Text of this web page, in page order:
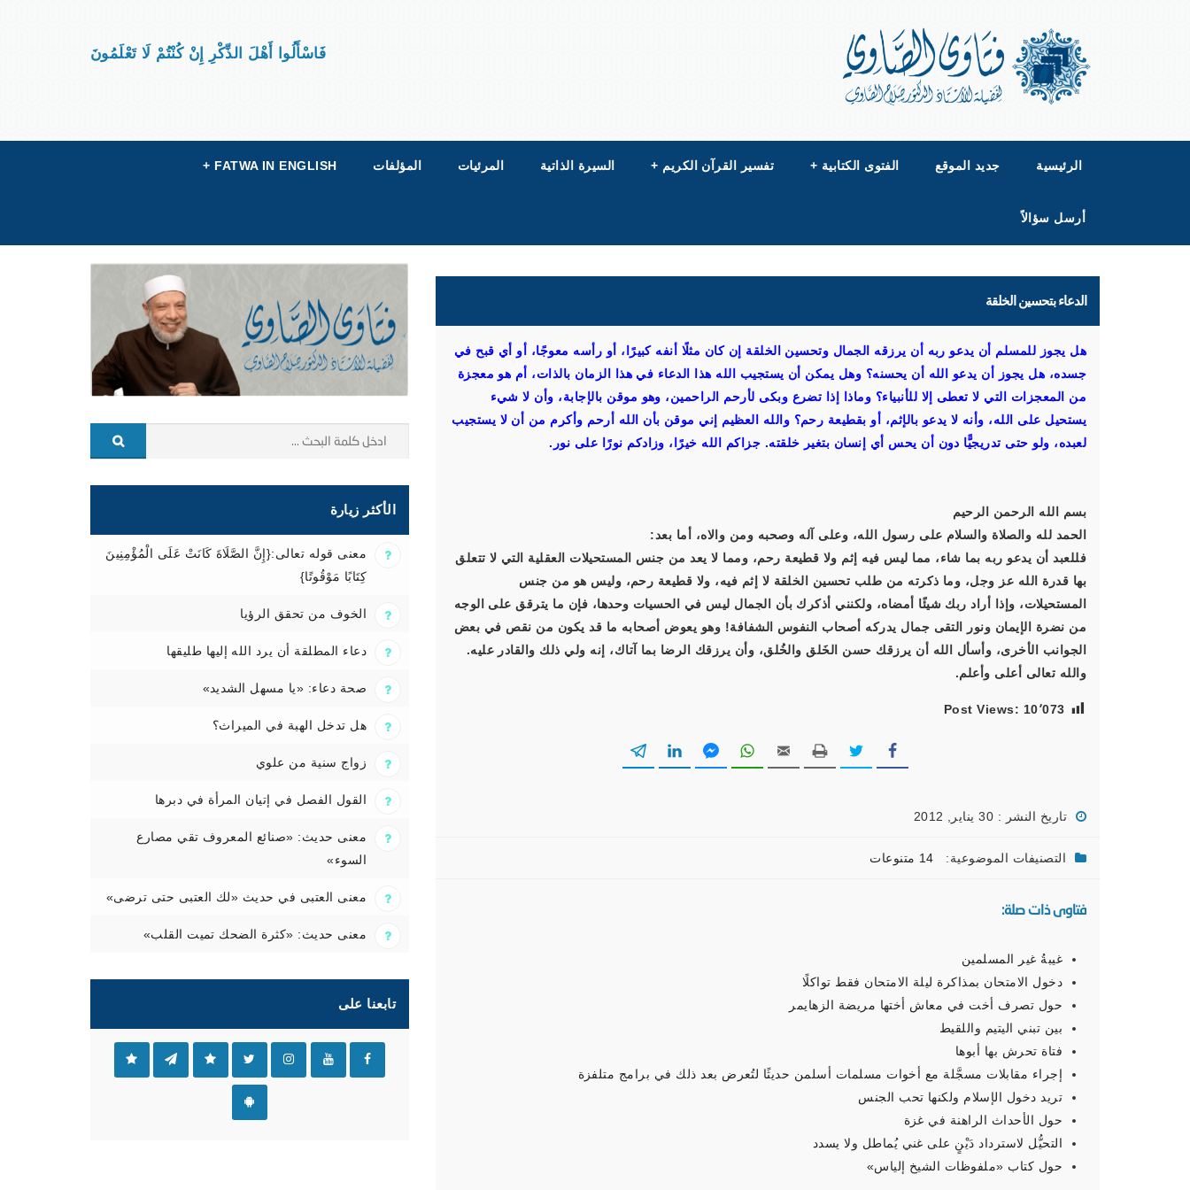
فَاسْأَلُوا أَهْلَ الذِّكْرِ إِنْ كُنْتُمْ لَا تَعْلَمُونَ
الرئيسية جديد الموقع الفتوى الكتابية + تفسير القرآن الكريم + السيرة الذاتية المرئيات المؤلفات FATWA IN ENGLISH
+
أرسل سؤالاً
الدعاء بتحسين الخلقة
هل يجوز للمسلم أن يدعو ربه أن يرزقه الجمال وتحسين الخلقة إن كان مثلًا أنفه كبيرًا، أو رأسه معوجًا، أو أي قبح في
جسده، هل يجوز أن يدعو الله أن يحسنه؟ وهل يمكن أن يستجيب الله هذا الدعاء في هذا الزمان بالذات، أم هو معجزة
من المعجزات التي لا تعطى إلا للأنبياء؟ وماذا إذا تضرع وبكى لأرحم الراحمين، وهو موقن بالإجابة، وأن لا شيء
يستحيل على الله، وأنه لا يدعو بالإثم، أو بقطيعة رحم؟ والله العظيم إني موقن بأن الله أرحم وأكرم من أن لا يستجيب
لعبده، ولو حتى تدريجيًّا دون أن يحس أي إنسان بتغير خلقته. جزاكم الله خيرًا، وزادكم نورًا على نور.
بسم الله الرحمن الرحيم
الحمد لله والصلاة والسلام على رسول الله، وعلى آله وصحبه ومن والاه، أما بعد:
فللعبد أن يدعو ربه بما شاء، مما ليس فيه إثم ولا قطيعة رحم، ومما لا يعد من جنس المستحيلات العقلية التي لا تتعلق
بها قدرة الله عز وجل، وما ذكرته من طلب تحسين الخلقة لا إثم فيه، ولا قطيعة رحم، وليس هو من جنس
المستحيلات، وإذا أراد ربك شيئًا أمضاه، ولكنني أذكرك بأن الجمال ليس في الحسيات وحدها، فإن ما يترقق على الوجه
من نضرة الإيمان ونور التقى جمال يدركه أصحاب النفوس الشفافة! وهو يعوض أصحابه ما قد يكون من نقص في بعض
الجوانب الأخرى، وأسأل الله أن يرزقك حسن الخَلق والخُلق، وأن يرزقك الرضا بما آتاك، إنه ولي ذلك والقادر عليه.
والله تعالى أعلى وأعلم.
Post Views: 10٬073
تاريخ النشر : 30 يناير, 2012
التصنيفات الموضوعية: 14 متنوعات
فتاوى ذات صلة:
غيبةُ غير المسلمين
دخول الامتحان بمذاكرة ليلة الامتحان فقط تواكلًا
حول تصرف أخت في معاش أختها مريضة الزهايمر
بين تبني اليتيم واللقيط
فتاة تحرش بها أبوها
إجراء مقابلات مسجَّلة مع أخوات مسلمات أسلمن حديثًا لتُعرض بعد ذلك في برامج متلفزة
تريد دخول الإسلام ولكنها تحب الجنس
حول الأحداث الراهنة في غزة
التحيُّل لاسترداد دَيْنٍ على غني يُماطل ولا يسدد
حول كتاب «ملفوظات الشيخ إلياس»
الأكثر زيارة
معنى قوله تعالى:{إِنَّ الصَّلَاةَ كَانَتْ عَلَى الْمُؤْمِنِينَ
كِتَابًا مَوْقُوتًا}
الخوف من تحقق الرؤيا
دعاء المطلقة أن يرد الله إليها طليقها
صحة دعاء: «يا مسهل الشديد»
هل تدخل الهبة في الميراث؟
زواج سنية من علوي
القول الفصل في إتيان المرأة في دبرها
معنى حديث: «صنائع المعروف تقي مصارع
السوء»
معنى العتبى في حديث «لك العتبى حتى ترضى»
معنى حديث: «كثرة الضحك تميت القلب»
تابعنا على